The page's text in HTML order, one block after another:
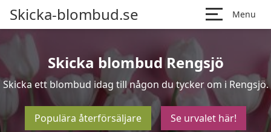
Skicka-blombud.se Menu
Skicka blombud Rengsjö
Skicka ett blombud idag till någon du tycker om i Rengsjö.
Populära återförsäljare Se urvalet här!